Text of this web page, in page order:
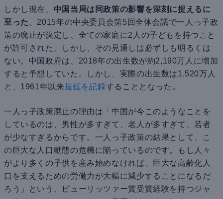
しかし現在、 中国当局は同政策の影響を深刻に捉えるに
至った 。2015年の中央委員会第5回全体会議で一人っ子政
策の廃止が決定し、全ての家庭に2人の子どもを持つこと
が許可された。しかし、その見通しは必ずしも明るくは
ない。中国政府は、2018年の出生数が約2,190万人に増加
すると予想していた。しかし、実際の出生数は1,520万人
と、1961年以来最低を記録することとなった。
一人っ子政策廃止の理由は「中国が今このようなことを
しているのは、男性が多すぎて、老人が多すぎて、若者
が少なすぎるからです。一人っ子政策の結果として、こ
の巨大な人口動態の危機に陥っているのです。もし人々
がより多くの子供を産み始めなければ、巨大な高齢化人
口を支えるための労働力が大幅に減少することになるだ
ろう」という、ピューリッツァー賞受賞経験を持つジャ